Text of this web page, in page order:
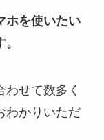
ホを使いたい
せて数多く
わかりいただ